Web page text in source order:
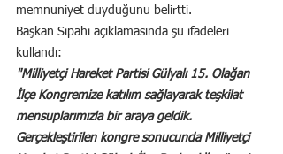
memnuniyet duyduğunu belirtti.
Başkan Sipahi açıklamasında şu ifadeleri
kullandı:
"Milliyetçi Hareket Partisi Gülyalı 15. Olağan
İlçe Kongremize katılım sağlayarak teşkilat
mensuplarımızla bir araya geldik.
Gerçekleştirilen kongre sonucunda Milliyetçi